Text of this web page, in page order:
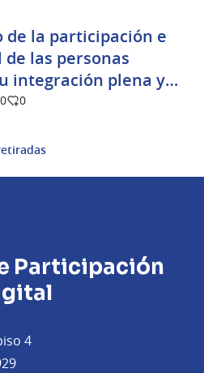
la participación e
las personas
integración plena y
0 0
Participación
4